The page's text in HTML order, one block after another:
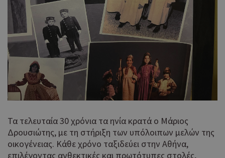
Τα τελευταία 30 χρόνια τα ηνία κρατά ο Μάριος
Δρουσιώτης, με τη στήριξη των υπόλοιπων μελών της
οικογένειας. Κάθε χρόνο ταξιδεύει στην Αθήνα,
επιλέγοντας ανθεκτικές και πρωτότυπες στολές,